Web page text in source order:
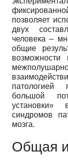
позволяет
двух
человека –
общие
возможности
патологией
большой
установки»
синдромов
мозга.
Общая